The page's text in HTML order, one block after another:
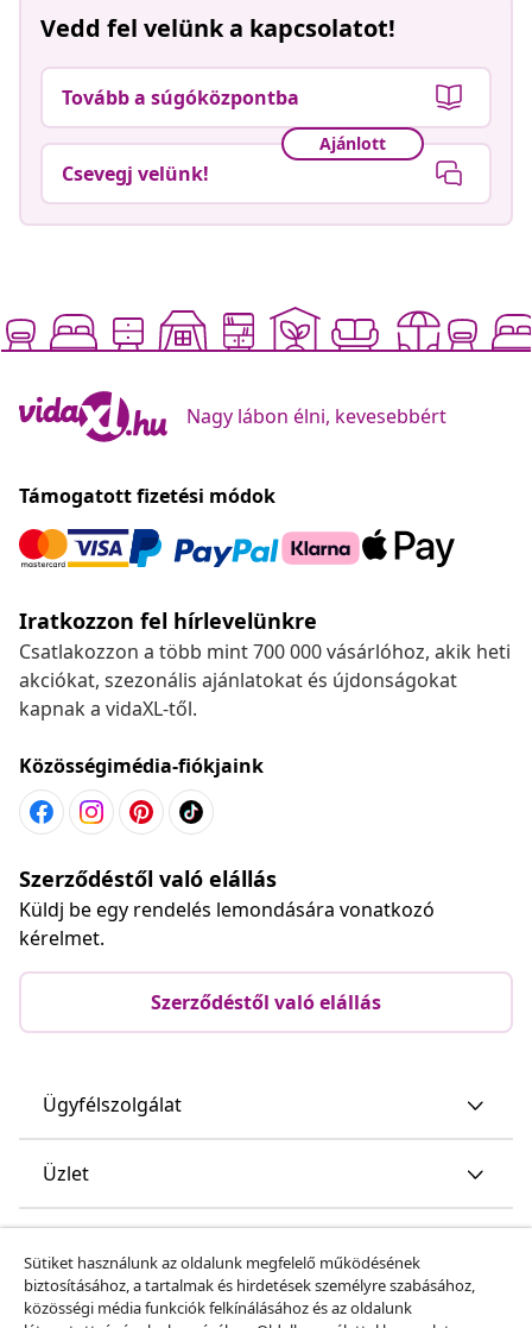
Vedd fel velünk a kapcsolatot!
Tovább a súgóközpontba
Ajánlott
Csevegj velünk!
Nagy lábon élni, kevesebbért
Támogatott fizetési módok
Iratkozzon fel hírlevelünkre
Csatlakozzon a több mint 700 000 vásárlóhoz, akik heti
akciókat, szezonális ajánlatokat és újdonságokat
kapnak a vidaXL-től.
Közösségimédia-fiókjaink
Szerződéstől való elállás
Küldj be egy rendelés lemondására vonatkozó
kérelmet.
Szerződéstől való elállás
Ügyfélszolgálat
Üzlet
Fedezz fel többet
Sütiket használunk az oldalunk megfelelő működésének
biztosításához, a tartalmak és hirdetések személyre szabásához,
közösségi média funkciók felkínálásához és az oldalunk